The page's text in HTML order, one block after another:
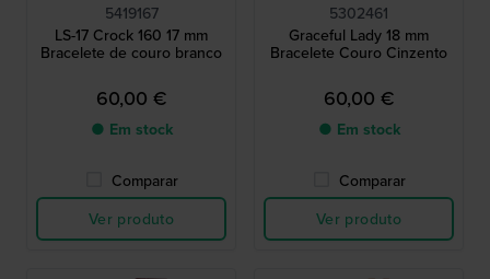
5419167
LS-17 Crock 160 17 mm
Bracelete de couro branco
60,00 €
● Em stock
Comparar
Ver produto
5302461
Graceful Lady 18 mm
Bracelete Couro Cinzento
60,00 €
● Em stock
Comparar
Ver produto